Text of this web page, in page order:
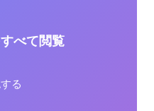
べて閲覧
る